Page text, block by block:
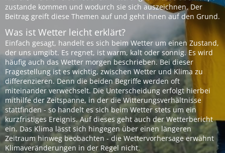
zustande kommen und wodurch sie sich auszeichnen. Der
Beitrag greift diese Themen auf und geht ihnen auf den Grund.
Was ist Wetter leicht erklärt?
Einfach gesagt, handelt es sich beim Wetter um einen Zustand,
der uns umgibt. Es regnet, ist warm, kalt oder sonnig. Es wird
häufig auch das Wetter morgen beschrieben. Bei dieser
Fragestellung ist es wichtig, zwischen Wetter und Klima zu
differenzieren. Denn die beiden Begriffe werden oft
miteinander verwechselt. Die Unterscheidung erfolgt hierbei
mithilfe der Zeitspanne, in der die Witterungsverhältnisse
stattfinden - so handelt es sich beim Wetter stets um ein
kurzfristiges Ereignis. Auf dieses geht auch der Wetterbericht
ein. Das Klima lässt sich hingegen über einen längeren
Zeitraum hinweg beobachten - die Wettervorhersage erwähnt
Klimaveränderungen in der Regel nicht.